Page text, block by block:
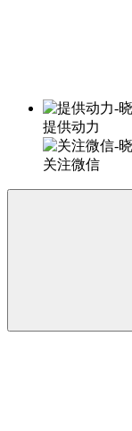
提供动力
关注微信